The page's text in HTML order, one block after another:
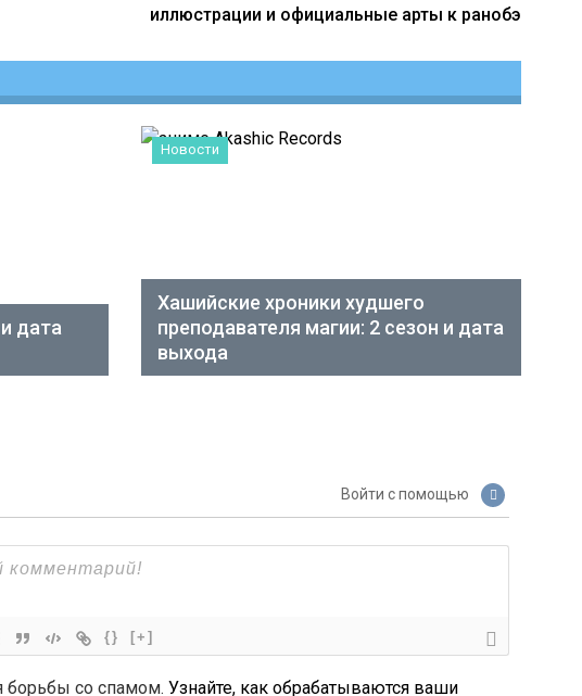
иллюстрации и официальные арты к ранобэ
дата
Новости
Хашийские хроники худшего
преподавателя магии: 2 сезон и дата
выхода
Войти с помощью
{} [+]
борьбы со спамом. Узнайте, как обрабатываются ваши